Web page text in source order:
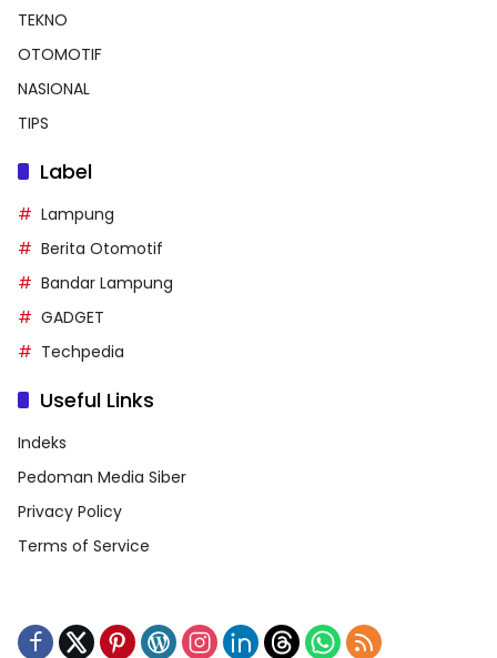
TEKNO
OTOMOTIF
NASIONAL
TIPS
Label
Lampung
Berita Otomotif
Bandar Lampung
GADGET
Techpedia
Useful Links
Indeks
Pedoman Media Siber
Privacy Policy
Terms of Service